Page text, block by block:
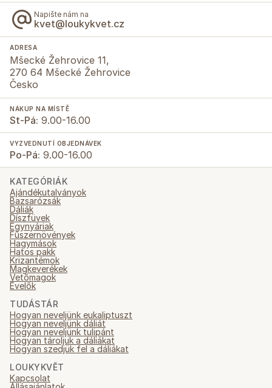
Napište nám na
kvet@loukykvet.cz
ADRESA
Mšecké Žehrovice 11,
270 64 Mšecké Žehrovice
Česko
NÁKUP NA MÍSTĚ
St-Pá: 9.00-16.00
VYZVEDNUTÍ OBJEDNÁVEK
Po-Pá: 9.00-16.00
KATEGÓRIÁK
Ajándékutalványok
Bazsarózsák
Dáliák
Díszfüvek
Egynyáriak
Fűszernövények
Hagymások
Hatos pakk
Krizantémok
Magkeverékek
Vetőmagok
Évelők
TUDÁSTÁR
Hogyan neveljünk eukaliptuszt
Hogyan neveljünk dáliát
Hogyan neveljünk tulipánt
Hogyan tároljuk a dáliákat
Hogyan szedjük fel a dáliákat
LOUKYKVĚT
Kapcsolat